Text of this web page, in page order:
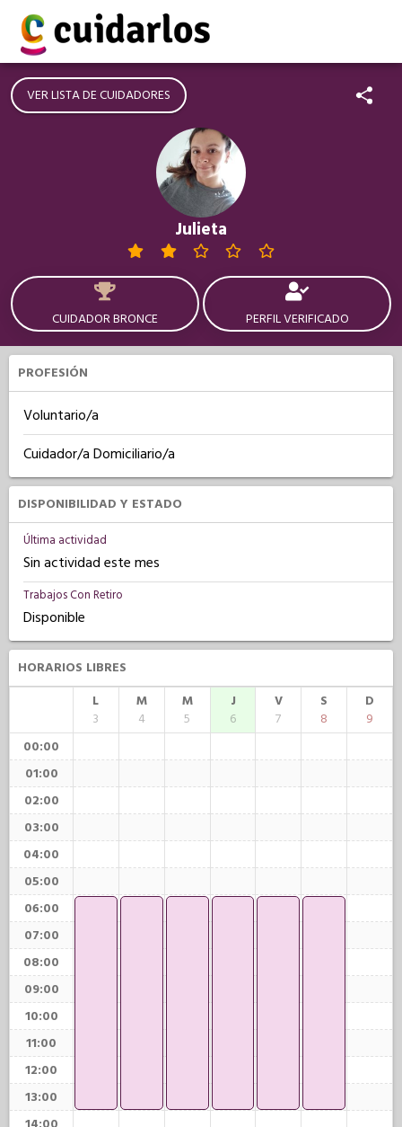
VER LISTA DE CUIDADORES
Julieta
CUIDADOR BRONCE PERFIL VERIFICADO
PROFESIÓN
Voluntario/a
Cuidador/a Domiciliario/a
DISPONIBILIDAD Y ESTADO
Última actividad
Sin actividad este mes
Trabajos Con Retiro
Disponible
HORARIOS LIBRES
L
3
M
4
M
5
J
6
V
7
S
8
D
9
00:00
01:00
02:00
03:00
04:00
05:00
06:00
07:00
08:00
09:00
10:00
11:00
12:00
13:00